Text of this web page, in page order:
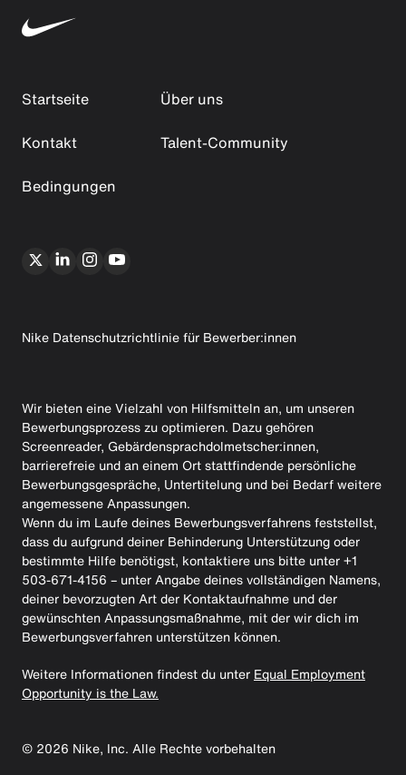
Startseite
Über uns
Kontakt
Talent-Community
Bedingungen
Nike Datenschutzrichtlinie für Bewerber:innen
Wir bieten eine Vielzahl von Hilfsmitteln an, um unseren
Bewerbungsprozess zu optimieren. Dazu gehören
Screenreader, Gebärdensprachdolmetscher:innen,
barrierefreie und an einem Ort stattfindende persönliche
Bewerbungsgespräche, Untertitelung und bei Bedarf weitere
angemessene Anpassungen.
Wenn du im Laufe deines Bewerbungsverfahrens feststellst,
dass du aufgrund deiner Behinderung Unterstützung oder
bestimmte Hilfe benötigst, kontaktiere uns bitte unter +1
503-671-4156 – unter Angabe deines vollständigen Namens,
deiner bevorzugten Art der Kontaktaufnahme und der
gewünschten Anpassungsmaßnahme, mit der wir dich im
Bewerbungsverfahren unterstützen können.
Weitere Informationen findest du unter Equal Employment
Opportunity is the Law.
© 2026 Nike, Inc. Alle Rechte vorbehalten